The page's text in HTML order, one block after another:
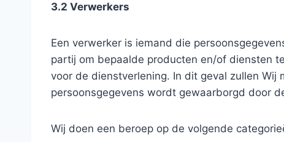
3.2 Verwerkers
Een verwerker is iemand die
partij om bepaalde producten en/of diensten
voor de dienstverlening. In dit geval zullen
persoonsgegevens wordt gewaarborgd door
Wij doen een beroep op de volgende